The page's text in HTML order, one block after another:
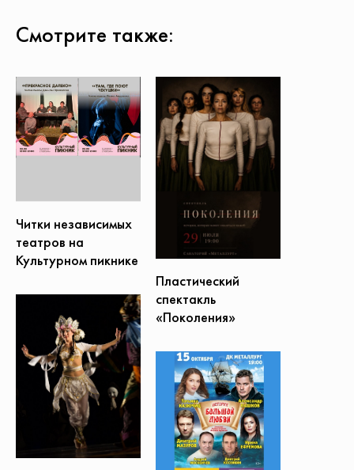
Смотрите также:
Читки независимых
театров на
Культурном пикнике
Пластический
спектакль
«Поколения»